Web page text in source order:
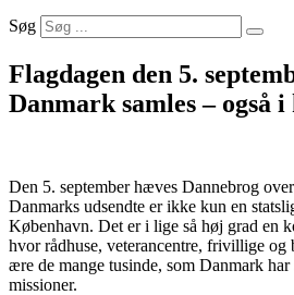
Søg
Flagdagen den 5.
Danmark samles – også
Den 5. september hæves Dannebrog
Danmarks udsendte er ikke kun en
København. Det er i lige så høj grad en
hvor rådhuse, veterancentre, frivillige og
ære de mange tusinde, som Danmark
missioner.